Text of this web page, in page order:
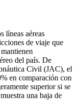
líneas aéreas
de viaje que
del país. De
Civil (JAC), el
en comparación con
superior si se
una baja de